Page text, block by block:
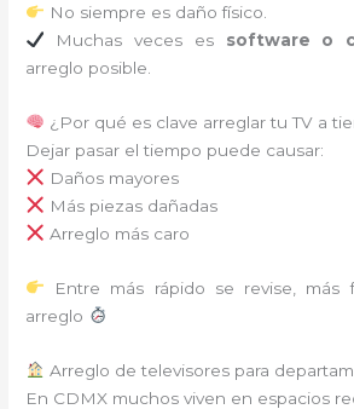
No siempre es daño físico.
Muchas veces es software o
arreglo posible.
¿Por qué es clave arreglar tu TV a
Dejar pasar el tiempo puede causar:
Daños mayores
Más piezas dañadas
Arreglo más caro
Entre más rápido se revise, más
arreglo
Arreglo de televisores para
En CDMX muchos viven en espacios